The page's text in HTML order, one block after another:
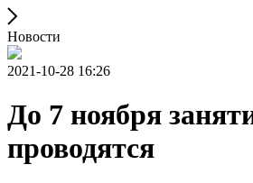
Новости
2021-10-28 16:26
До 7 ноября
проводятся